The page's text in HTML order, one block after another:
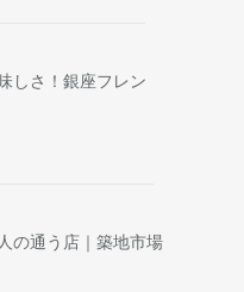
しさ！銀座フレン
の通う店｜築地市場